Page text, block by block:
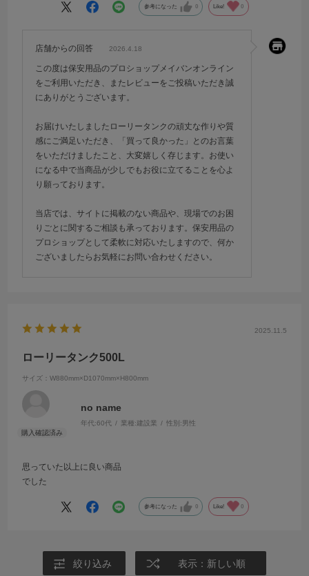
参考になった 0 Like! 0
店舗からの回答 2026.4.18
この度は保安用品のプロショップメイバンオンライン
をご利用いただき、またレビューをご投稿いただき誠
にありがとうございます。
お届けいたしましたローリータンクの頑丈な作りや質
感にご満足いただき、「買って良かった」とのお言葉
をいただけましたこと、大変嬉しく存じます。お使い
になる中で当商品が少しでもお役に立てることを心よ
り願っております。
当店では、サイトに掲載のない商品や、現場でのお困
りごとに関するご相談も承っております。保安用品の
プロショップとして柔軟に対応いたしますので、何か
ございましたらお気軽にお問い合わせください。
2025.11.5
ローリータンク500L
サイズ：W880mm×D1070mm×H800mm
no name
年代:60代 業種:建設業 性別:男性
思っていた以上に良い商品
でした
参考になった 0 Like! 0
絞り込み 表示：新しい順